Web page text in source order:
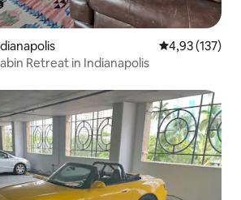
Gemiddelde
4,93 (137)
Retreat in Indianapolis